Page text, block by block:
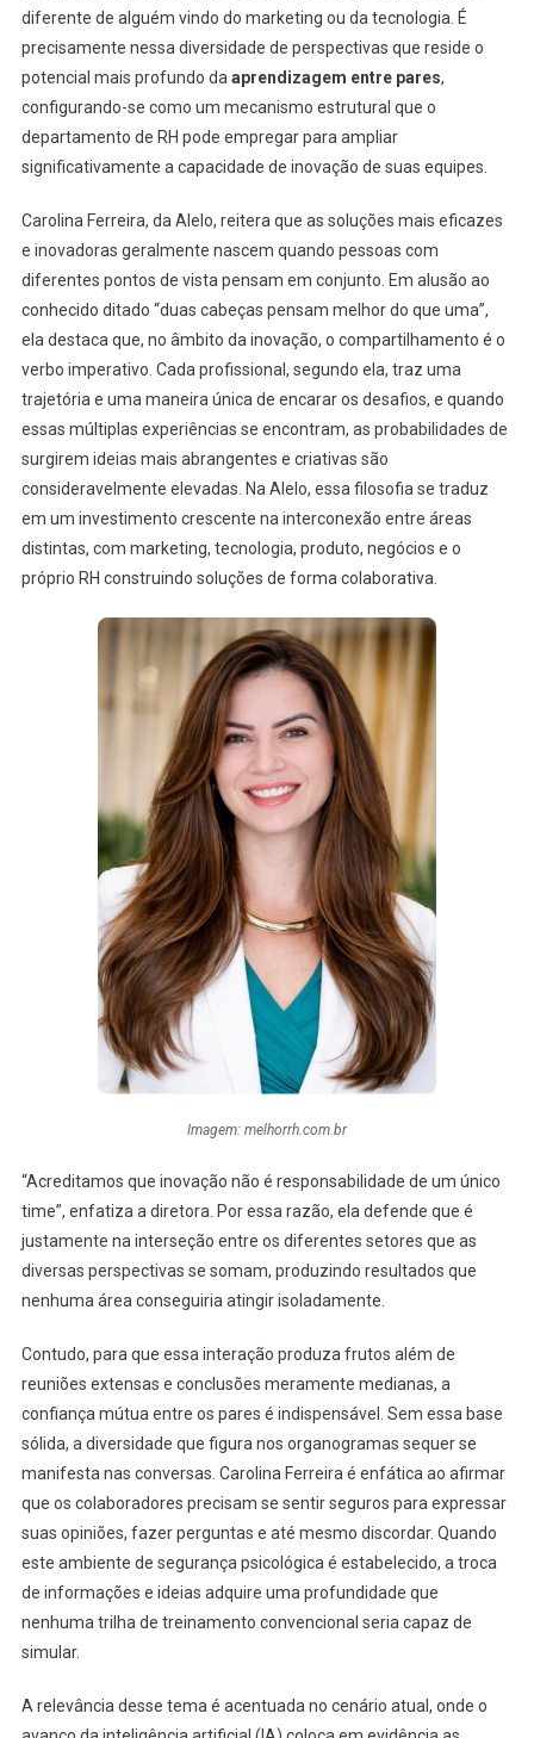
diferente de alguém vindo do marketing ou da tecnologia. É
precisamente nessa diversidade de perspectivas que reside o
potencial mais profundo da aprendizagem entre pares,
configurando-se como um mecanismo estrutural que o
departamento de RH pode empregar para ampliar
significativamente a capacidade de inovação de suas equipes.
Carolina Ferreira, da Alelo, reitera que as soluções mais eficazes
e inovadoras geralmente nascem quando pessoas com
diferentes pontos de vista pensam em conjunto. Em alusão ao
conhecido ditado “duas cabeças pensam melhor do que uma”,
ela destaca que, no âmbito da inovação, o compartilhamento é o
verbo imperativo. Cada profissional, segundo ela, traz uma
trajetória e uma maneira única de encarar os desafios, e quando
essas múltiplas experiências se encontram, as probabilidades de
surgirem ideias mais abrangentes e criativas são
consideravelmente elevadas. Na Alelo, essa filosofia se traduz
em um investimento crescente na interconexão entre áreas
distintas, com marketing, tecnologia, produto, negócios e o
próprio RH construindo soluções de forma colaborativa.
Imagem: melhorrh.com.br
“Acreditamos que inovação não é responsabilidade de um único
time”, enfatiza a diretora. Por essa razão, ela defende que é
justamente na interseção entre os diferentes setores que as
diversas perspectivas se somam, produzindo resultados que
nenhuma área conseguiria atingir isoladamente.
Contudo, para que essa interação produza frutos além de
reuniões extensas e conclusões meramente medianas, a
confiança mútua entre os pares é indispensável. Sem essa base
sólida, a diversidade que figura nos organogramas sequer se
manifesta nas conversas. Carolina Ferreira é enfática ao afirmar
que os colaboradores precisam se sentir seguros para expressar
suas opiniões, fazer perguntas e até mesmo discordar. Quando
este ambiente de segurança psicológica é estabelecido, a troca
de informações e ideias adquire uma profundidade que
nenhuma trilha de treinamento convencional seria capaz de
simular.
A relevância desse tema é acentuada no cenário atual, onde o